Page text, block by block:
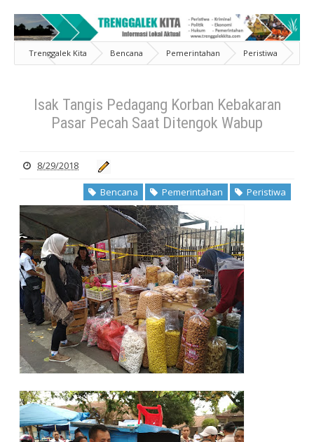
Trenggalek Kita Bencana Pemerintahan
Peristiwa
Isak Tangis Pedagang Korban Kebakaran Pasar Pecah Saat Ditengok
Isak Tangis Pedagang Korban Kebakaran
Pasar Pecah Saat Ditengok Wabup
8/29/2018
Bencana Pemerintahan Peristiwa